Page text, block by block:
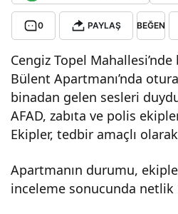
0 PAYLAŞ BEĞEN
Cengiz Topel
Bülent Apartmanı’nda
binadan gelen sesleri
AFAD, zabıta ve polis
Ekipler, tedbir amaçlı
Apartmanın durumu,
inceleme sonucunda netlik
6
katlı
bina
bire
Varsayılana
dön